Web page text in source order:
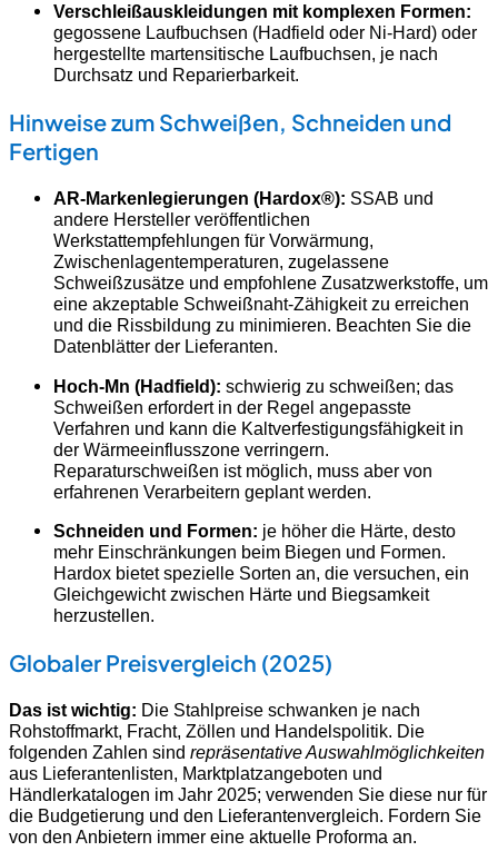
Verschleißauskleidungen mit komplexen Formen:
gegossene Laufbuchsen (Hadfield oder Ni-Hard) oder
hergestellte martensitische Laufbuchsen, je nach
Durchsatz und Reparierbarkeit.
Hinweise zum Schweißen, Schneiden und
Fertigen
AR-Markenlegierungen (Hardox®): SSAB und
andere Hersteller veröffentlichen
Werkstattempfehlungen für Vorwärmung,
Zwischenlagentemperaturen, zugelassene
Schweißzusätze und empfohlene Zusatzwerkstoffe, um
eine akzeptable Schweißnaht-Zähigkeit zu erreichen
und die Rissbildung zu minimieren. Beachten Sie die
Datenblätter der Lieferanten.
Hoch-Mn (Hadfield): schwierig zu schweißen; das
Schweißen erfordert in der Regel angepasste
Verfahren und kann die Kaltverfestigungsfähigkeit in
der Wärmeeinflusszone verringern.
Reparaturschweißen ist möglich, muss aber von
erfahrenen Verarbeitern geplant werden.
Schneiden und Formen: je höher die Härte, desto
mehr Einschränkungen beim Biegen und Formen.
Hardox bietet spezielle Sorten an, die versuchen, ein
Gleichgewicht zwischen Härte und Biegsamkeit
herzustellen.
Globaler Preisvergleich (2025)
Das ist wichtig: Die Stahlpreise schwanken je nach
Rohstoffmarkt, Fracht, Zöllen und Handelspolitik. Die
folgenden Zahlen sind repräsentative Auswahlmöglichkeiten
aus Lieferantenlisten, Marktplatzangeboten und
Händlerkatalogen im Jahr 2025; verwenden Sie diese nur für
die Budgetierung und den Lieferantenvergleich. Fordern Sie
von den Anbietern immer eine aktuelle Proforma an.